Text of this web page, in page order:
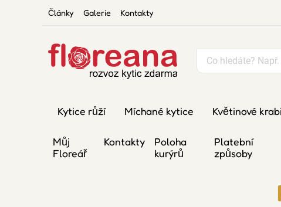
Články Galerie Kontakty
Kytice růží Míchané kytice Květinové
Můj
Floreář
Kontakty
Poloha
kurýrů
Platební
způsoby